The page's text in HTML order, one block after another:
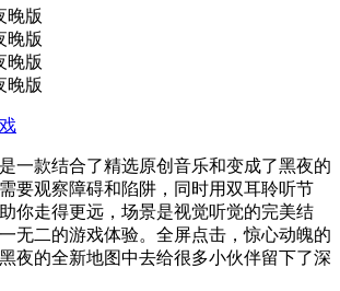
一款结合了精选原创音乐和变成了黑夜的
要观察障碍和陷阱，同时用双耳聆听节
你走得更远，场景是视觉听觉的完美结
无二的游戏体验。全屏点击，惊心动魄的
夜的全新地图中去给很多小伙伴留下了深